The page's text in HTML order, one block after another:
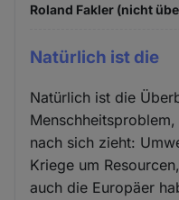
Roland Fakler (nicht
Natürlich ist die
Natürlich ist die
nach sich zieht:
Kriege um
auch die Europäer